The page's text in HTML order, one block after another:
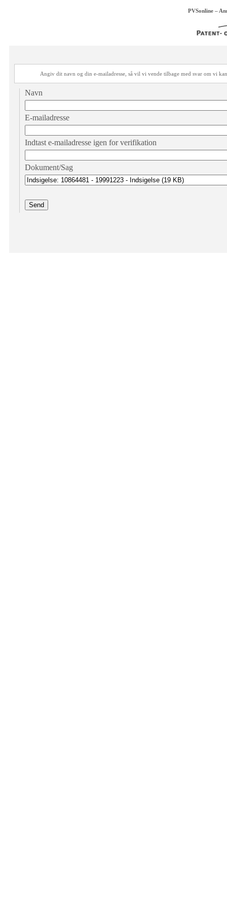
PVSonline –
Angiv dit navn og din e-mailadresse, så vil vi vende tilbage med svar om vi
Navn
E-mailadresse
Indtast e-mailadresse igen for verifikation
Dokument/Sag